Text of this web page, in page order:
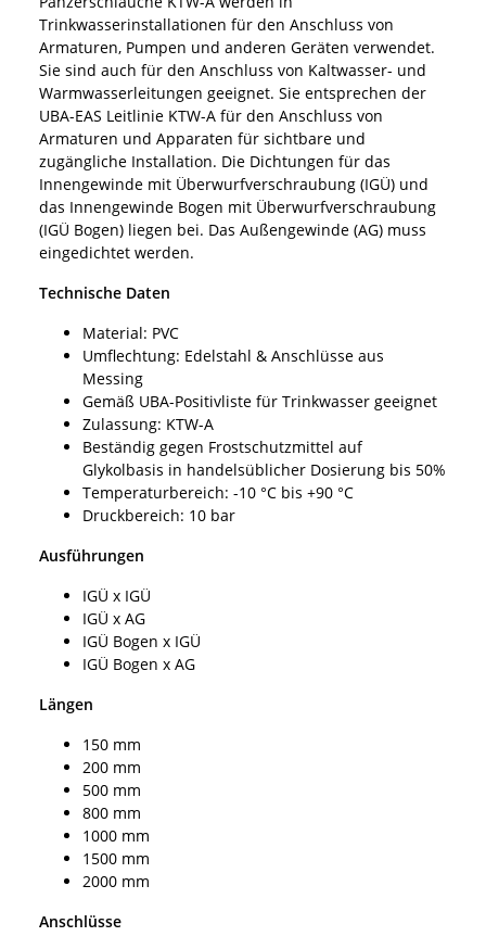
Trinkwasserinstallationen für den Anschluss von
Armaturen, Pumpen und anderen Geräten verwendet.
Sie sind auch für den Anschluss von Kaltwasser- und
Warmwasserleitungen geeignet. Sie entsprechen der
UBA-EAS Leitlinie KTW-A für den Anschluss von
Armaturen und Apparaten für sichtbare und
zugängliche Installation. Die Dichtungen für das
Innengewinde mit Überwurfverschraubung (IGÜ) und
das Innengewinde Bogen mit Überwurfverschraubung
(IGÜ Bogen) liegen bei. Das Außengewinde (AG) muss
eingedichtet werden.
Technische Daten
Material: PVC
Umflechtung: Edelstahl & Anschlüsse aus
Messing
Gemäß UBA-Positivliste für Trinkwasser geeignet
Zulassung: KTW-A
Beständig gegen Frostschutzmittel auf
Glykolbasis in handelsüblicher Dosierung bis 50%
Temperaturbereich: -10 °C bis +90 °C
Druckbereich: 10 bar
Ausführungen
IGÜ x IGÜ
IGÜ x AG
IGÜ Bogen x IGÜ
IGÜ Bogen x AG
Längen
150 mm
200 mm
500 mm
800 mm
1000 mm
1500 mm
2000 mm
Anschlüsse